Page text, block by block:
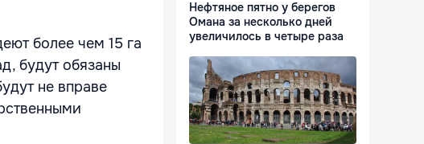
более чем 15 га
будут обязаны
не вправе
Нефтяное пятно у берегов
Омана за несколько дней
увеличилось в четыре раза